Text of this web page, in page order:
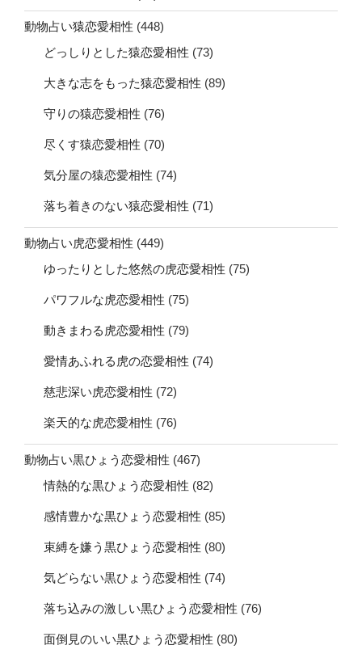
動物占い猿恋愛相性 (448)
どっしりとした猿恋愛相性 (73)
大きな志をもった猿恋愛相性 (89)
守りの猿恋愛相性 (76)
尽くす猿恋愛相性 (70)
気分屋の猿恋愛相性 (74)
落ち着きのない猿恋愛相性 (71)
動物占い虎恋愛相性 (449)
ゆったりとした悠然の虎恋愛相性 (75)
パワフルな虎恋愛相性 (75)
動きまわる虎恋愛相性 (79)
愛情あふれる虎の恋愛相性 (74)
慈悲深い虎恋愛相性 (72)
楽天的な虎恋愛相性 (76)
動物占い黒ひょう恋愛相性 (467)
情熱的な黒ひょう恋愛相性 (82)
感情豊かな黒ひょう恋愛相性 (85)
束縛を嫌う黒ひょう恋愛相性 (80)
気どらない黒ひょう恋愛相性 (74)
落ち込みの激しい黒ひょう恋愛相性 (76)
面倒見のいい黒ひょう恋愛相性 (80)